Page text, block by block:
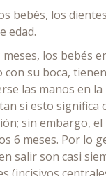
bebés, los
edad.
los bebés
su boca,
las manos en la
si esto significa
sin embargo,
6 meses. Por lo
salir son casi